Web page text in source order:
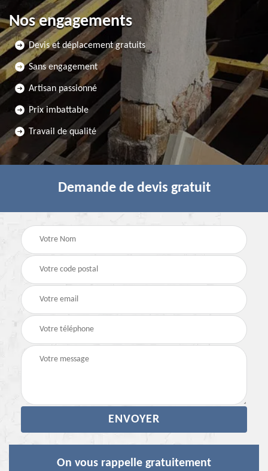
Nos engagements
Devis et déplacement gratuits
Sans engagement
Artisan passionné
Prix imbattable
Travail de qualité
Demande de devis gratuit
On vous rappelle gratuitement